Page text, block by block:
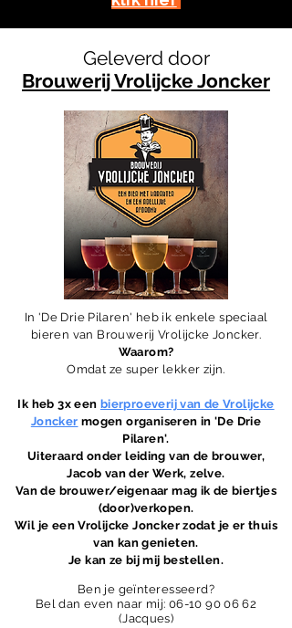
Geleverd door
Brouwerij Vrolijcke Joncker
In 'De Drie Pilaren' heb ik enkele speciaal
bieren van Brouwerij Vrolijcke Joncker.
Waarom?
Omdat ze super lekker zijn.
Ik heb 3x een bierproeverij van de Vrolijcke
Joncker mogen organiseren in 'De Drie
Pilaren'.
Uiteraard onder leiding van de brouwer,
Jacob van der Werk, zelve.
Van de brouwer/eigenaar mag ik de biertjes
(door)verkopen.
Wil je een Vrolijcke Joncker zodat je er thuis
van kan genieten.
Je kan ze bij mij bestellen.
Ben je geïnteresseerd?
Bel dan even naar mij: 06-10 90 06 62
(Jacques)